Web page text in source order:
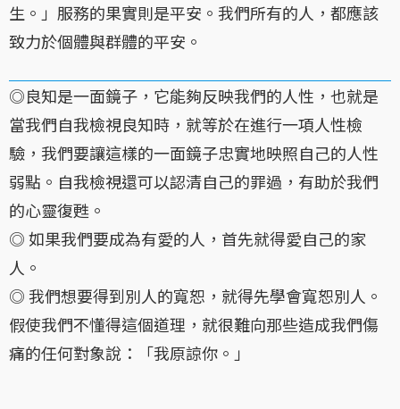
生。」服務的果實則是平安。我們所有的人，都應該
致力於個體與群體的平安。
◎良知是一面鏡子，它能夠反映我們的人性，也就是
當我們自我檢視良知時，就等於在進行一項人性檢
驗，我們要讓這樣的一面鏡子忠實地映照自己的人性
弱點。自我檢視還可以認清自己的罪過，有助於我們
的心靈復甦。
◎ 如果我們要成為有愛的人，首先就得愛自己的家
人。
◎ 我們想要得到別人的寬恕，就得先學會寬恕別人。
假使我們不懂得這個道理，就很難向那些造成我們傷
痛的任何對象說：「我原諒你。」